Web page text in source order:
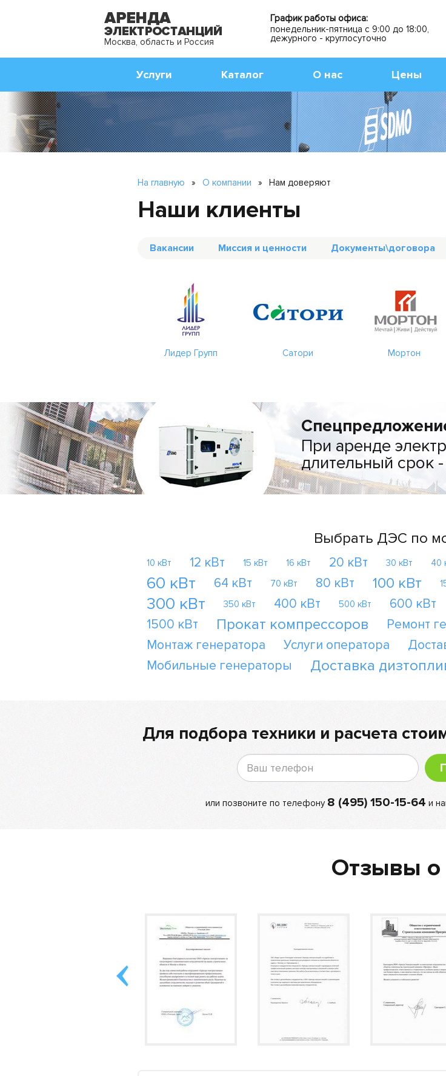
Москва, область и Россия
График работы офиса:
понедельник-пятница с 9:00 до 18:00,
дежурного - круглосуточно
Услуги Каталог О нас Цены
На главную » О компании » Нам доверяют
Наши клиенты
Вакансии Миссия и ценности Документы\договора
Лидер Групп Сатори Мортон
При аренде
длительный срок -
Выбрать ДЭС по
10 кВт 12 кВт 15 кВт 16 кВт 20 кВт 30 кВт 40
60 кВт 64 кВт 70 кВт 80 кВт 100 кВт
300 кВт 350 кВт 400 кВт 500 кВт 600 кВт
1500 кВт Прокат компрессоров Ремонт
Монтаж генератора
Услуги оператора
Мобильные генераторы
Доставка
Для подбора техники и расчета
или позвоните по телефону 8 (495) 150-15-64 и
Отзывы о